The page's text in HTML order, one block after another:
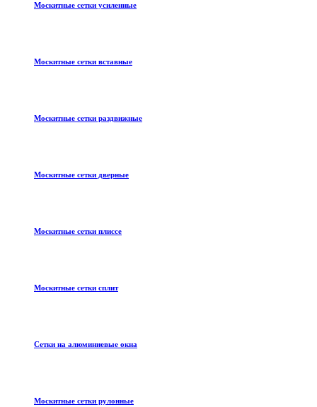
Москитные сетки усиленные
Москитные сетки вставные
Москитные сетки раздвижные
Москитные сетки дверные
Москитные сетки плиссе
Москитные сетки сплит
Сетки на алюминиевые окна
Москитные сетки рулонные